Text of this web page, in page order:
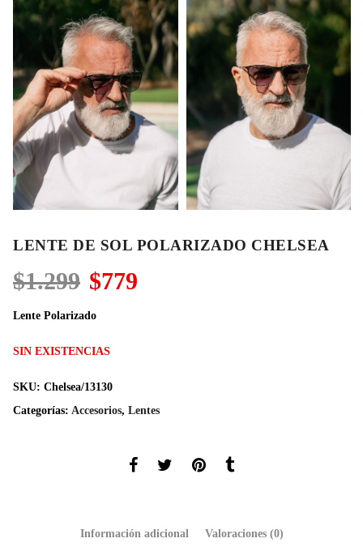
LENTE DE SOL POLARIZADO CHELSEA
$1.299 El
precio
original
$1.299.
$779
Lente Polarizado
SIN EXISTENCIAS
SKU: Chelsea/13130
Categorías: Accesorios, Lentes
Información adicional Valoraciones (0)